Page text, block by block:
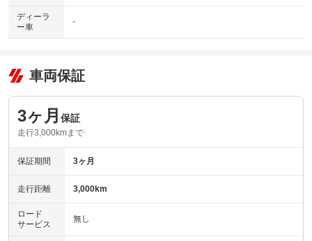
ディーラ
ー車
-
車両保証
3ヶ月 保証
走行3,000kmまで
保証期間 3ヶ月
走行距離 3,000km
ロード
サービス
無し